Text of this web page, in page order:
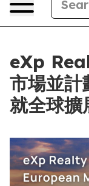
eXp
市場並計
就全球擴